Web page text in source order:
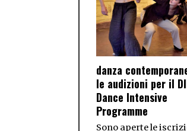
danza
le audizioni per il
Dance Intensive
Programme
Sono aperte le